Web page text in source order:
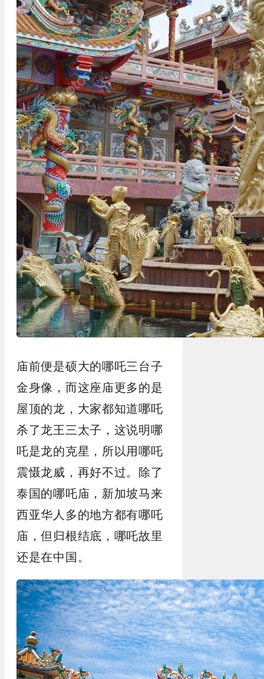
庙前便是硕大的哪吒三台子
金身像，而这座庙更多的是
屋顶的龙，大家都知道哪吒
杀了龙王三太子，这说明哪
吒是龙的克星，所以用哪吒
震慑龙威，再好不过。除了
泰国的哪吒庙，新加坡马来
西亚华人多的地方都有哪吒
庙，但归根结底，哪吒故里
还是在中国。